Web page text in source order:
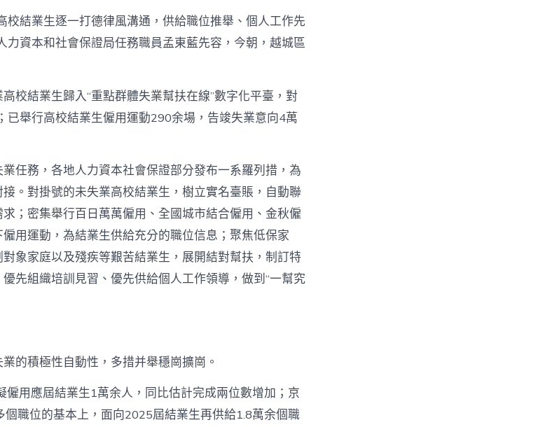
事
不
竭
養
網
站
_
中
國
網〉
中
校結業生逐一打德律風溝通，供給職位推舉、個人工作先
力資本和社會保證局任務職員孟東藍先容，今朝，越城區
校結業生歸入“重點群體失業幫扶在線”數字化平臺，對
已舉行高校結業生僱用運動290余場，告竣失業意向4萬
任務，各地人力資本社會保證部分發布一系羅列措，為
。對掛號的未失業高校結業生，樹立實名臺賬，自動聯
；密集舉行百日萬萬僱用、全國城市結合僱用、金秋僱
用運動，為結業生供給充分的職位信息；聚焦低保家
象家庭以及殘疾等艱苦結業生，展開結對幫扶，制訂特
先組織培訓見習、優先供給個人工作領導，做到“一幫究
的積極性自動性，多措并舉穩崗擴崗。
僱用應屆結業生1萬余人，同比估計完成兩位數增加；京
職位的基本上，面向2025屆結業生再供給1.8萬余個職